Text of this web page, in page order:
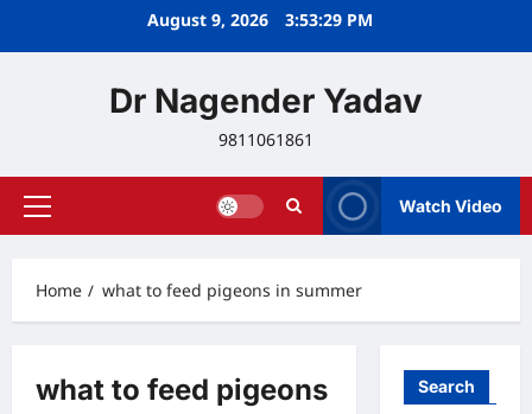
August 9, 2026 3:53:30 PM
Dr Nagender Yadav
9811061861
Primary
Watch Video
Home what to feed pigeons in summer
what to feed pigeons
Search